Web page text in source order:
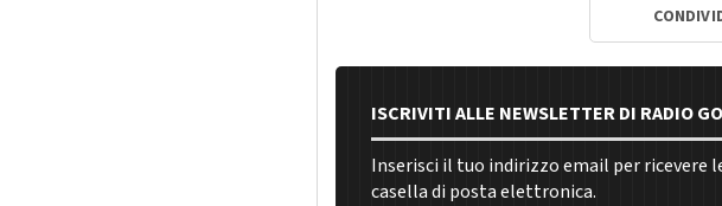
ISCRIVITI ALLE NEWSLETTER DI RADIO
Inserisci il tuo indirizzo email per ricevere
casella di posta elettronica.